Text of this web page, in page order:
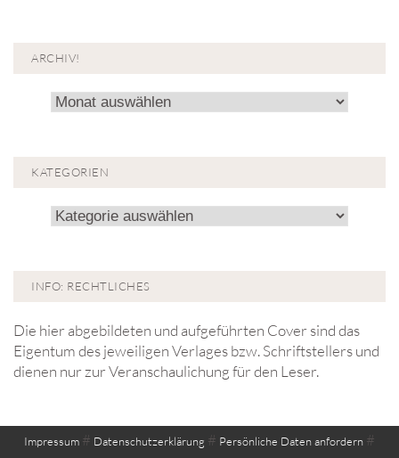
ARCHIV!
Archiv!
KATEGORIEN
Kategorien
INFO: RECHTLICHES
Die hier abgebildeten und aufgeführten Cover sind das
Eigentum des jeweiligen Verlages bzw. Schriftstellers und
dienen nur zur Veranschaulichung für den Leser.
Impressum # Datenschutzerklärung # Persönliche Daten anfordern #